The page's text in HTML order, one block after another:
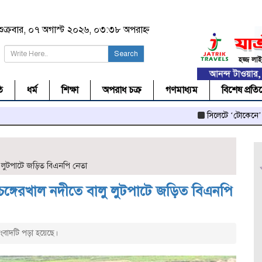
০৭ অগাস্ট ২০২৬, ০৩:৩৮ অপরাহ্ন
Search
ধর্ম শিক্ষা অপরাধ চক্র গণমাধ্যম বিশেষ
সিলেটে ‘টোকেনে’
জড়িত বিএনপি নেতা
নদীতে বালু লুটপাটে জড়িত বিএনপি
পড়া হয়েছে।